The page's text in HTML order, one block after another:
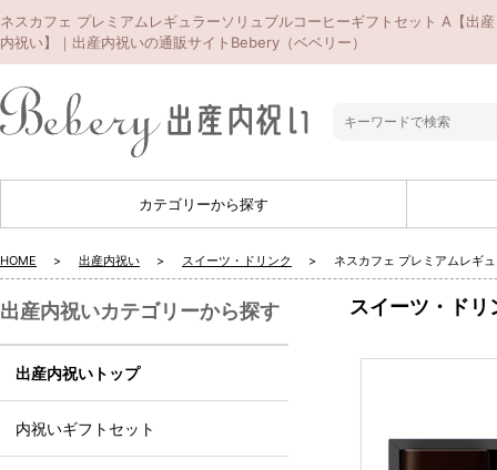
ネスカフェ プレミアムレギュラーソリュブルコーヒーギフトセット A【出産
内祝い】｜出産内祝いの通販サイトBebery（ベベリー）
カテゴリーから探す
HOME 出産内祝い スイーツ・ドリンク ネスカフェ プレミアムレギ
スイーツ・ドリ
出産内祝いカテゴリーから探す
出産内祝いトップ
内祝いギフトセット